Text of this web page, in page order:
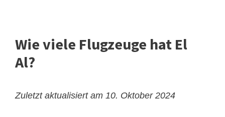
Wie viele Flugzeuge hat El
Al?
Zuletzt aktualisiert am 10. Oktober 2024